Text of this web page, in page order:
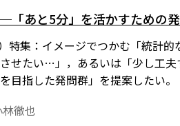
あと5分」を活かすための
特集：イメージでつかむ「統計
せたい…」，あるいは「少し工
目指した発問群」を提案したい。
徹也